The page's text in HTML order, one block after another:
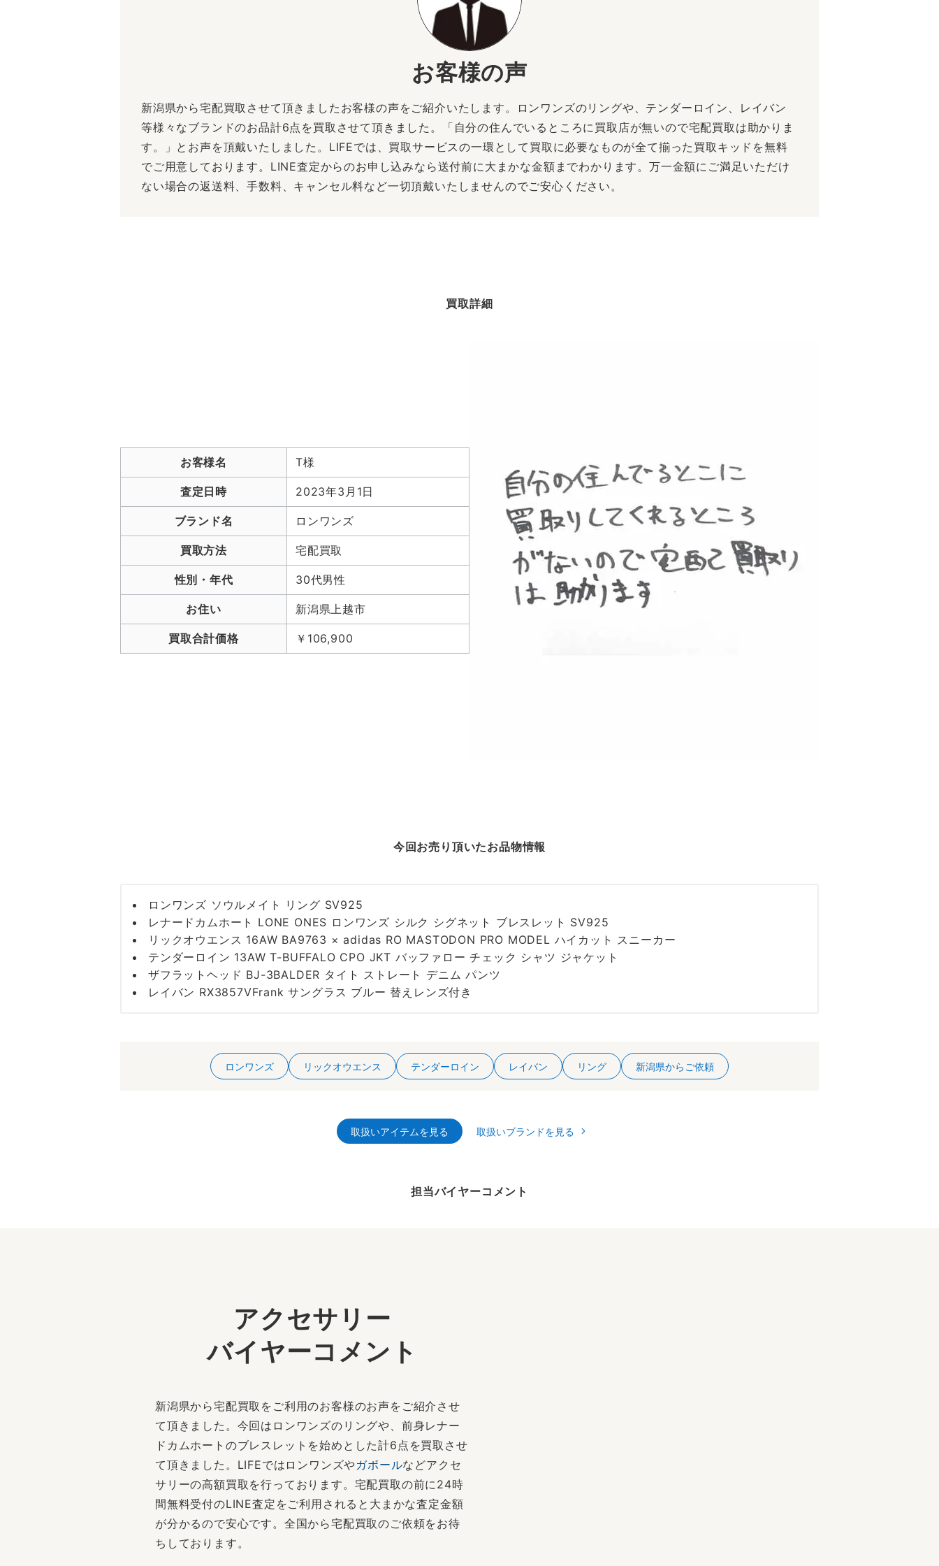
お客様の声
新潟県から宅配買取させて頂きましたお客様の声をご紹介いたします。ロンワンズのリングや、テンダーロイン、レイバン
等様々なブランドのお品計6点を買取させて頂きました。「自分の住んでいるところに買取店が無いので宅配買取は助かりま
す。」とお声を頂戴いたしました。LIFEでは、買取サービスの一環として買取に必要なものが全て揃った買取キッドを無料
でご用意しております。LINE査定からのお申し込みなら送付前に大まかな金額までわかります。万一金額にご満足いただけ
ない場合の返送料、手数料、キャンセル料など一切頂戴いたしませんのでご安心ください。
買取詳細
お客様名 T様
査定日時 2023年3月1日
ブランド名 ロンワンズ
買取方法 宅配買取
性別・年代 30代男性
お住い 新潟県上越市
買取合計価格 ￥106,900
今回お売り頂いたお品物情報
ロンワンズ ソウルメイト リング SV925
レナードカムホート LONE ONES ロンワンズ シルク シグネット ブレスレット SV925
リックオウエンス 16AW BA9763 × adidas RO MASTODON PRO MODEL ハイカット スニーカー
テンダーロイン 13AW T-BUFFALO CPO JKT バッファロー チェック シャツ ジャケット
ザフラットヘッド BJ-3BALDER タイト ストレート デニム パンツ
レイバン RX3857VFrank サングラス ブルー 替えレンズ付き
ロンワンズ リックオウエンス テンダーロイン レイバン リング 新潟県からご依頼
取扱いアイテムを見る 取扱いブランドを見る
担当バイヤーコメント
アクセサリー
バイヤーコメント
新潟県から宅配買取をご利用のお客様のお声をご紹介させ
て頂きました。今回はロンワンズのリングや、前身レナー
ドカムホートのブレスレットを始めとした計6点を買取させ
て頂きました。LIFEではロンワンズやガボールなどアクセ
サリーの高額買取を行っております。宅配買取の前に24時
間無料受付のLINE査定をご利用されると大まかな査定金額
が分かるので安心です。全国から宅配買取のご依頼をお待
ちしております。